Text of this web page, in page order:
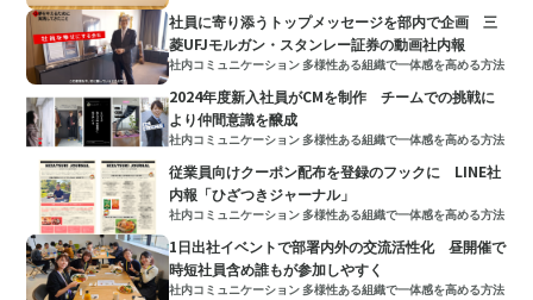
社員に寄り添うトップメッセージを部内で企画 三
菱UFJモルガン・スタンレー証券の動画社内報
社内コミュニケーション 多様性ある組織で一体感を高める方法
2024年度新入社員がCMを制作 チームでの挑戦に
より仲間意識を醸成
社内コミュニケーション 多様性ある組織で一体感を高める方法
従業員向けクーポン配布を登録のフックに LINE社
内報「ひざつきジャーナル」
社内コミュニケーション 多様性ある組織で一体感を高める方法
1日出社イベントで部署内外の交流活性化 昼開催で
時短社員含め誰もが参加しやすく
社内コミュニケーション 多様性ある組織で一体感を高める方法